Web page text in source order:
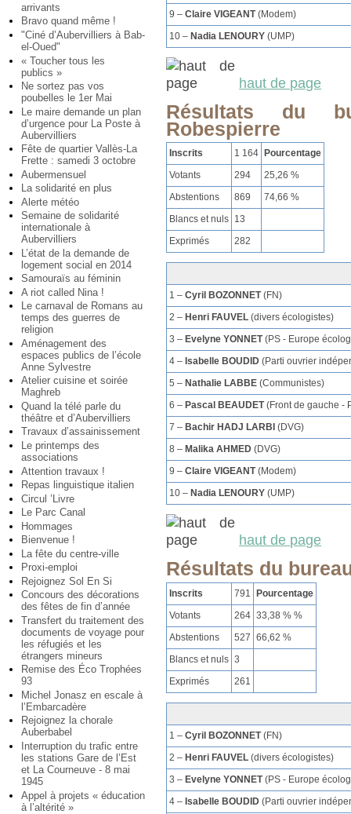
arrivants
Bravo quand même !
"Ciné d’Aubervilliers à Bab-
el-Oued"
« Toucher tous les
publics »
Ne sortez pas vos
poubelles le 1er Mai
Le maire demande un plan
d’urgence pour La Poste à
Aubervilliers
Fête de quartier Vallès-La
Frette : samedi 3 octobre
Aubermensuel
La solidarité en plus
Alerte météo
Semaine de solidarité
internationale à
Aubervilliers
L’état de la demande de
logement social en 2014
Samouraïs au féminin
A riot called Nina !
Le carnaval de Romans au
temps des guerres de
religion
Aménagement des
espaces publics de l’école
Anne Sylvestre
Atelier cuisine et soirée
Maghreb
Quand la télé parle du
théâtre et d’Aubervilliers
Travaux d’assainissement
Le printemps des
associations
Attention travaux !
Repas linguistique italien
Circul ’Livre
Le Parc Canal
Hommages
Bienvenue !
La fête du centre-ville
Proxi-emploi
Rejoignez Sol En Si
Concours des décorations
des fêtes de fin d’année
Transfert du traitement des
documents de voyage pour
les réfugiés et les
étrangers mineurs
Remise des Éco Trophées
93
Michel Jonasz en escale à
l’Embarcadère
Rejoignez la chorale
Auberbabel
Interruption du trafic entre
les stations Gare de l’Est
et La Courneuve - 8 mai
1945
Appel à projets « éducation
à l’altérité »
9 –Claire VIGEANT(Modem)
10 – Nadia LENOURY (UMP)
haut de page
Résultats du
Robespierre
Inscrits 1 164
Pourcentage
Votants
294
25,26 %
Abstentions
869
74,66 %
Blancs et nuls 13
Exprimés
282
1 –Cyril BOZONNET(FN)
2 – Henri FAUVEL (divers écologistes)
3 – Evelyne YONNET(PS - Europe
4 – Isabelle BOUDID (Parti ouvrier
5 – Nathalie LABBE (Communistes)
6 – Pascal BEAUDET(Front de gauche -
7 – Bachir HADJ LARBI (DVG)
8 – Malika AHMED (DVG)
9 –Claire VIGEANT(Modem)
10 – Nadia LENOURY (UMP)
haut de page
Résultats du
Inscrits 791
Pourcentage
Votants
264 33,38 % %
Abstentions
527 66,62 %
Blancs et nuls 3
Exprimés
261
1 –Cyril BOZONNET(FN)
2 –Henri FAUVEL (divers écologistes)
3 –Evelyne YONNET(PS - Europe
4 –Isabelle BOUDID (Parti ouvrier